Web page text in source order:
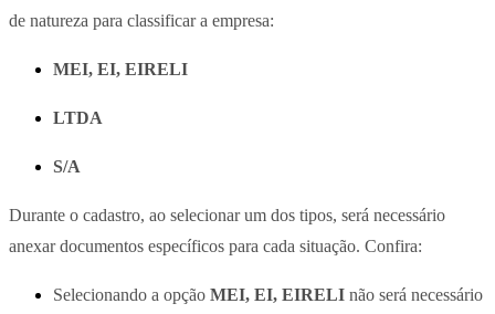
de natureza para classificar a empresa:
MEI, EI, EIRELI
LTDA
S/A
Durante o cadastro, ao selecionar um dos tipos, será necessário
anexar documentos específicos para cada situação. Confira:
Selecionando a opção MEI, EI, EIRELI não será necessário